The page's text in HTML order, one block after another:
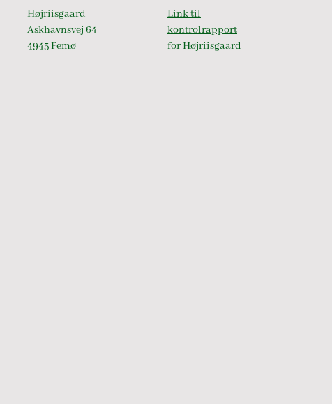
Højriisgaard
Askhavnsvej 64
4945 Femø
Link til
kontrolrapport
for Højriisgaard